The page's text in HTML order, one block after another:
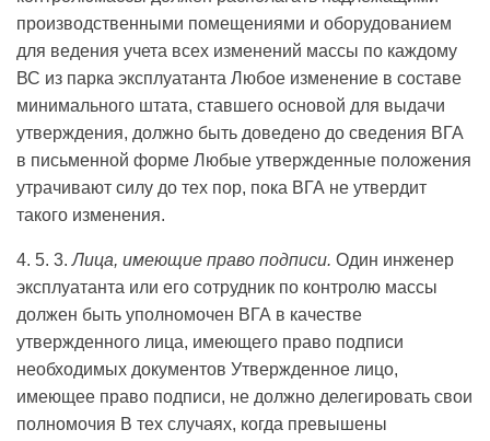
производственными помещениями и оборудованием
для ведения учета всех изменений массы по каждому
ВС из парка эксплуатанта Любое изменение в составе
минимального штата, ставшего основой для выдачи
утверждения, должно быть доведено до сведения ВГА
в письменной форме Любые утвержденные положения
утрачивают силу до тех пор, пока ВГА не утвердит
такого изменения.
4. 5. 3.Лица, имеющие право подписи. Один инженер
эксплуатанта или его сотрудник по контролю массы
должен быть уполномочен ВГА в качестве
утвержденного лица, имеющего право подписи
необходимых документов Утвержденное лицо,
имеющее право подписи, не должно делегировать свои
полномочия В тех случаях, когда превышены